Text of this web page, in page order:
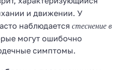
и движении. У
наблюдается стеснение в
могут ошибочно
симптомы.